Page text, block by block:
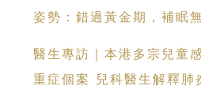
姿勢：錯過黃金期，補眠
醫生專訪｜本港多宗兒童
重症個案 兒科醫生解釋肺